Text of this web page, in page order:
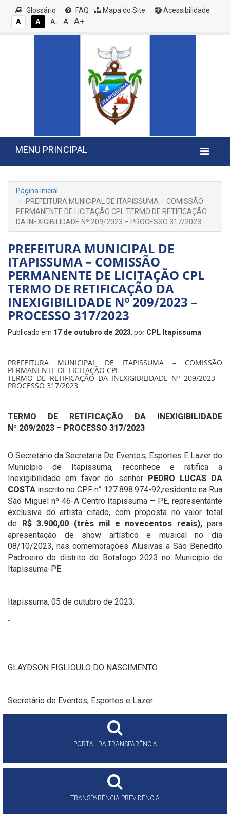
Glossário FAQ Mapa do Site
Acessibilidade
A
A A- A A+
MENU PRINCIPAL
Página Inicial
PREFEITURA MUNICIPAL DE ITAPISSUMA – COMISSÃO
PERMANENTE DE LICITAÇÃO CPL TERMO DE RETIFICAÇÃO
DA INEXIGIBILIDADE Nº 209/2023 – PROCESSO 317/2023
PREFEITURA MUNICIPAL DE
ITAPISSUMA – COMISSÃO
PERMANENTE DE LICITAÇÃO CPL
TERMO DE RETIFICAÇÃO DA
INEXIGIBILIDADE Nº 209/2023 –
PROCESSO 317/2023
Publicado em 17 de outubro de 2023, por CPL Itapissuma
PREFEITURA MUNICIPAL DE ITAPISSUMA – COMISSÃO
PERMANENTE DE LICITAÇÃO CPL
TERMO DE RETIFICAÇÃO DA INEXIGIBILIDADE Nº 209/2023 –
PROCESSO 317/2023
TERMO DE RETIFICAÇÃO DA INEXIGIBILIDADE
Nº 209/2023 – PROCESSO 317/2023
O Secretário da Secretaria De Eventos, Esportes E Lazer do
Município de Itapissuma, reconhece e ratifica a
Inexigibilidade em favor do senhor PEDRO LUCAS DA
COSTA inscrito no CPF n° 127.898.974-92,residente na Rua
São Miguel nº 46-A Centro Itapissuma – PE, representante
exclusiva do artista citado, com proposta no valor total
de R$ 3.900,00 (três mil e novecentos reais),para
apresentação de show artístico e musical no dia
08/10/2023, nas comemorações Alusivas a São Benedito
Padroeiro do distrito de Botafogo 2023 no Município de
Itapissuma-PE.
Itapissuma, 05 de outubro de 2023.
.
GLAYDSON FIGLIOULO DO NASCIMENTO
Secretário de Eventos, Esportes e Lazer
PORTAL DA TRANSPARÊNCIA
TRANSPARÊNCIA PREVIDÊNCIA